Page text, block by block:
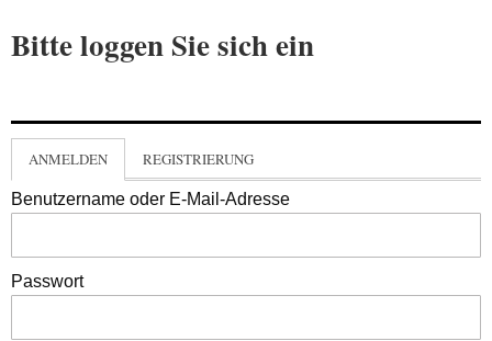
Bitte loggen Sie sich ein
ANMELDEN REGISTRIERUNG
Benutzername oder E-Mail-Adresse
Passwort